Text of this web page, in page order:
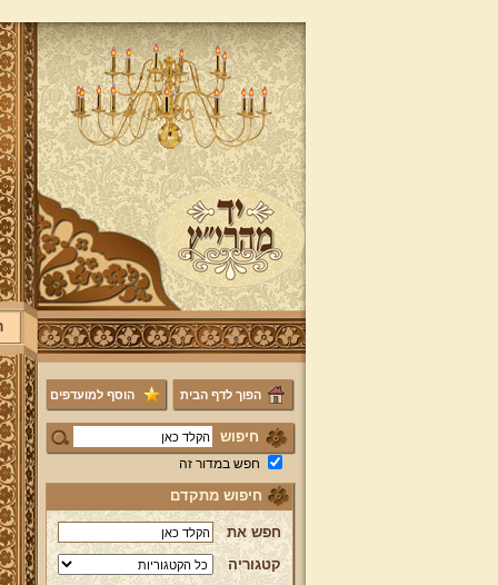
הפוך לדף הבית הוסף למועדפים
חיפוש
חפש במדור זה
חיפוש מתקדם
חפש את
קטגוריה